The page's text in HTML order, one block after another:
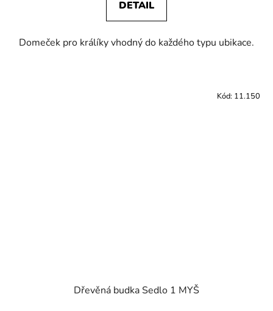
DETAIL
Domeček pro králíky vhodný do každého typu ubikace.
Dřevěná budka Sedlo 1 MYŠ
Kód: 11.150